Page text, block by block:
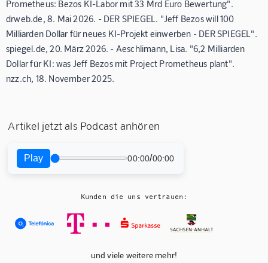
Prometheus: Bezos KI-Labor mit 33 Mrd Euro Bewertung".
drweb.de, 8. Mai 2026. - DER SPIEGEL. "Jeff Bezos will 100
Milliarden Dollar für neues KI-Projekt einwerben - DER SPIEGEL".
spiegel.de, 20. März 2026. - Aeschlimann, Lisa. "6,2 Milliarden
Dollar für KI: was Jeff Bezos mit Project Prometheus plant".
nzz.ch, 18. November 2025.
Artikel jetzt als Podcast anhören
Play 00:00/00:00
Kunden die uns vertrauen:
und viele weitere mehr!